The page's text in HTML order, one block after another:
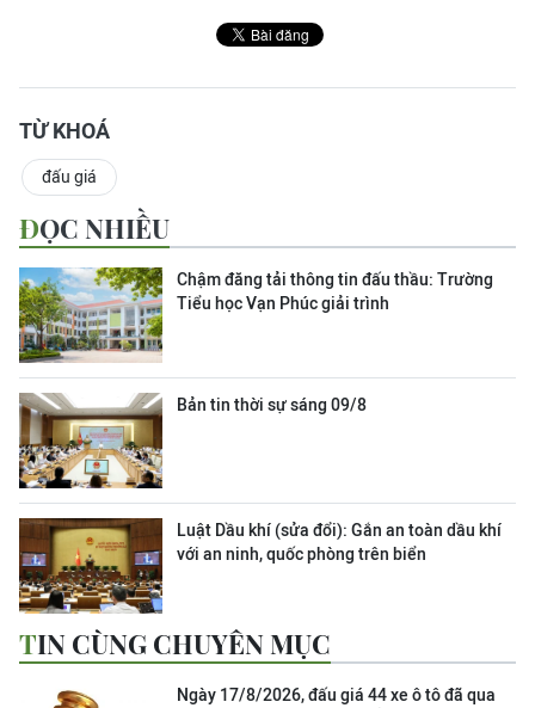
TỪ KHOÁ
đấu giá
ĐỌC NHIỀU
Chậm đăng tải thông tin đấu thầu: Trường
Tiểu học Vạn Phúc giải trình
Bản tin thời sự sáng 09/8
Luật Dầu khí (sửa đổi): Gắn an toàn dầu khí
với an ninh, quốc phòng trên biển
TIN CÙNG CHUYÊN MỤC
Ngày 17/8/2026, đấu giá 44 xe ô tô đã qua